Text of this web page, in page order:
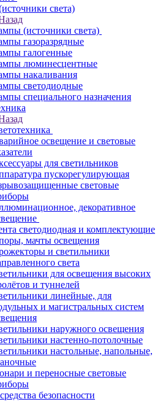
света)
(источники света)
газоразрядные
галогенные
люминесцентные
накаливания
светодиодные
специального назначения
освещение и световые
для светильников
пускорегулирующая
световые
декоративное
светодиодная и комплектующие
мачты освещения
и светильники
света
для освещения высоких
и туннелей
линейные, для
и магистральных систем
наружного освещения
настенно-потолочные
настольные, напольные,
и переносные световые
безопасности